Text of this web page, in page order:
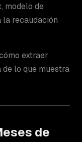
modelo de
la recaudación
extraer
lo que muestra
de